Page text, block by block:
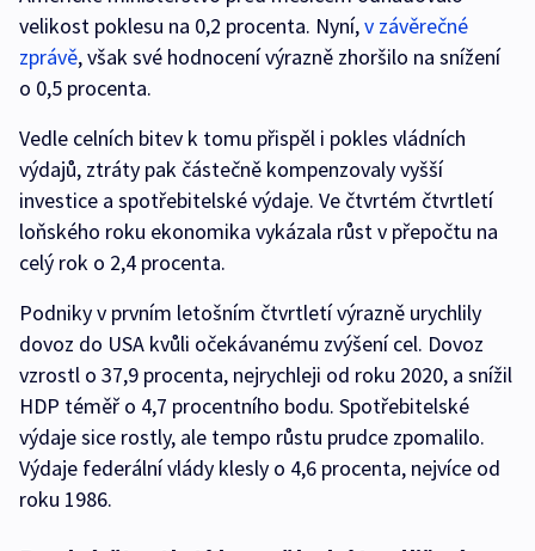
velikost poklesu na 0,2 procenta. Nyní,v závěrečné
zprávě, však své hodnocení výrazně zhoršilo na snížení
o 0,5 procenta.
Vedle celních bitev k tomu přispěl i pokles vládních
výdajů, ztráty pak částečně kompenzovaly vyšší
investice a spotřebitelské výdaje. Ve čtvrtém čtvrtletí
loňského roku ekonomika vykázala růst v přepočtu na
celý rok o 2,4 procenta.
Podniky v prvním letošním čtvrtletí výrazně urychlily
dovoz do USA kvůli očekávanému zvýšení cel. Dovoz
vzrostl o 37,9 procenta, nejrychleji od roku 2020, a snížil
HDP téměř o 4,7 procentního bodu. Spotřebitelské
výdaje sice rostly, ale tempo růstu prudce zpomalilo.
Výdaje federální vlády klesly o 4,6 procenta, nejvíce od
roku 1986.